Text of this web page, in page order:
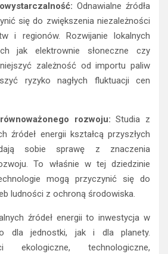
Odnawialne źródła
się do zwiększenia niezależności
i regionów. Rozwijanie lokalnych
jak elektrownie słoneczne czy
zależność od importu paliw
ryzyko nagłych fluktuacji cen
rozwoju: Studia z
źródeł energii kształcą przyszłych
sobie sprawę z znaczenia
To właśnie w tej dziedzinie
mogą przyczynić się do
ludności z ochroną środowiska.
źródeł energii to inwestycja w
dla jednostki, jak i dla planety.
ekologiczne, technologiczne,